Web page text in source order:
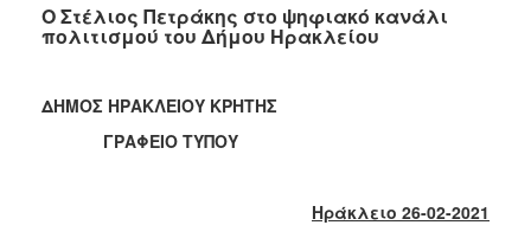
2022
2020
2019
O Στέλιος Πετράκης στο ψηφιακό κανάλι
πολιτισμού του Δήμου Ηρακλείου
ΔΗΜΟΣ ΗΡΑΚΛΕΙΟΥ ΚΡΗΤΗΣ
ΓΡΑΦΕΙΟ ΤΥΠΟΥ
Ηράκλειο 26-02-2021